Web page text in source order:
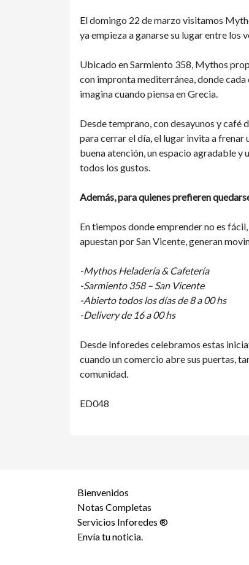
El domingo 22 de marzo visitamos
ya empieza a ganarse su lugar entre los
Ubicado en Sarmiento 358, Mythos
con impronta mediterránea, donde
imagina cuando piensa en Grecia.
Desde temprano, con desayunos y café
para cerrar el día, el lugar invita a
buena atención, un espacio agradable
todos los gustos.
Además, para quienes prefieren
En tiempos donde emprender no es
apuestan por San Vicente, generan
-Mythos Heladería & Cafetería
-Sarmiento 358 – San Vicente
-Abierto todos los días de 8 a 00 hs
-Delivery de 16 a 00 hs
Desde Inforedes celebramos estas
cuando un comercio abre sus puertas,
comunidad.
ED048
Bienvenidos
Notas Completas
Servicios Inforedes ®
Envía tu noticia.